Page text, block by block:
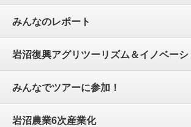
みんなのレポート
岩沼復興アグリツーリズム＆イノベーシ
みんなでツアーに参加！
岩沼農業6次産業化